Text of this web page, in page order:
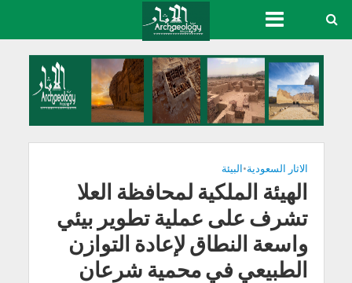
الاثار السعودية•البيئة
الهيئة الملكية لمحافظة العلا
تشرف على عملية تطوير بيئي
واسعة النطاق لإعادة التوازن
الطبيعي في محمية شرعان